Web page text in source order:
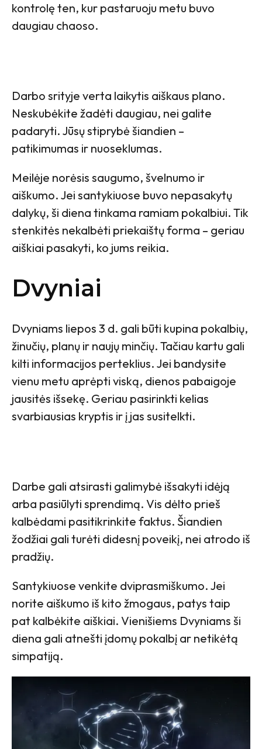
kontrolę ten, kur pastaruoju metu buvo
daugiau chaoso.
Darbo srityje verta laikytis aiškaus plano.
Neskubėkite žadėti daugiau, nei galite
padaryti. Jūsų stiprybė šiandien –
patikimumas ir nuoseklumas.
Meilėje norėsis saugumo, švelnumo ir
aiškumo. Jei santykiuose buvo nepasakytų
dalykų, ši diena tinkama ramiam pokalbiui. Tik
stenkitės nekalbėti priekaištų forma – geriau
aiškiai pasakyti, ko jums reikia.
Dvyniai
Dvyniams liepos 3 d. gali būti kupina pokalbių,
žinučių, planų ir naujų minčių. Tačiau kartu gali
kilti informacijos perteklius. Jei bandysite
vienu metu aprėpti viską, dienos pabaigoje
jausitės išsekę. Geriau pasirinkti kelias
svarbiausias kryptis ir į jas susitelkti.
Darbe gali atsirasti galimybė išsakyti idėją
arba pasiūlyti sprendimą. Vis dėlto prieš
kalbėdami pasitikrinkite faktus. Šiandien
žodžiai gali turėti didesnį poveikį, nei atrodo iš
pradžių.
Santykiuose venkite dviprasmiškumo. Jei
norite aiškumo iš kito žmogaus, patys taip
pat kalbėkite aiškiai. Vienišiems Dvyniams ši
diena gali atnešti įdomų pokalbį ar netikėtą
simpatiją.